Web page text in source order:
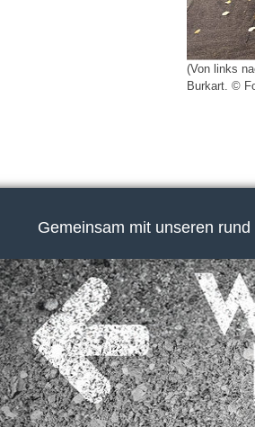
(Von links
Burkart. ©
Gemeinsam mit unseren